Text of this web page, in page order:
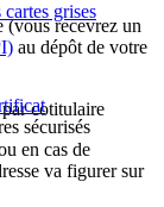
(vous recevrez un
au dépôt de votre
cotitulaire
en cas de
va figurer sur
grises
sécurisés